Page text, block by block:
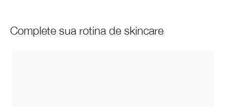
Complete sua rotina de skincare